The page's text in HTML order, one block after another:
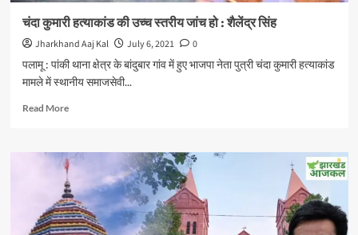
भाजपा
पर
आरोप
चंदा कुमारी हत्याकांड की उच्च स्तरीय जांच हो : शैलेंद्र सिंह
Jharkhand Aaj Kal July 6, 2021
0
पलामू : पांकी थाना क्षेत्र के बांदुबार गांव में हुए भाजपा नेता पुत्री चंदा कुमारी हत्याकांड
मामले में स्थानीय समाजसेवी...
Read MoreRead
चंदा
कुमारी
हत्याकांड
की
उच्च
स्तरीय